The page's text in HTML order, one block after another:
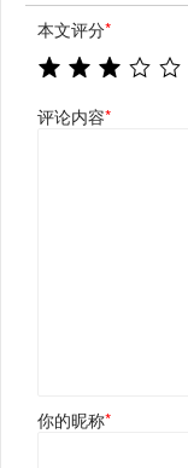
本文评分*
评论内容*
你的昵称*